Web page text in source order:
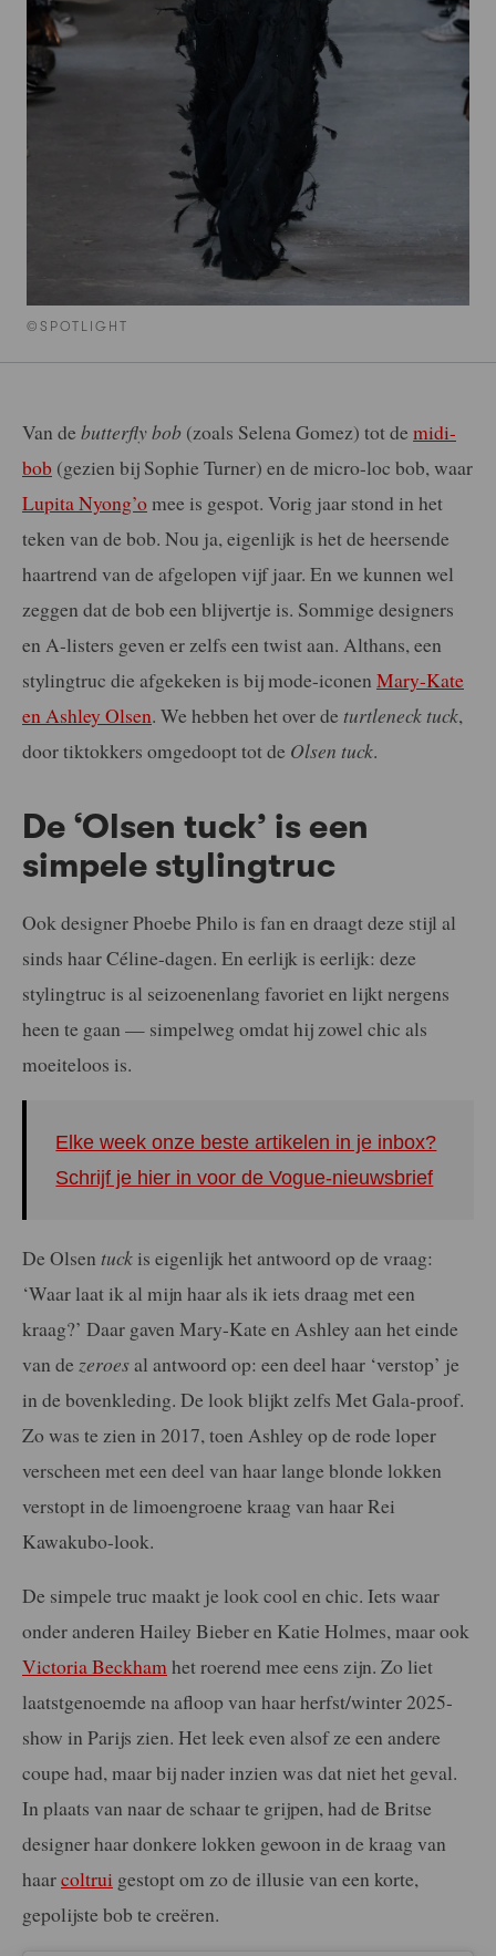
©SPOTLIGHT
Van de butterfly bob (zoals Selena Gomez) tot de midi-
bob (gezien bij Sophie Turner) en de micro-loc bob, waar
Lupita Nyong’o mee is gespot. Vorig jaar stond in het
teken van de bob. Nou ja, eigenlijk is het de heersende
haartrend van de afgelopen vijf jaar. En we kunnen wel
zeggen dat de bob een blijvertje is. Sommige designers
en A-listers geven er zelfs een twist aan. Althans, een
stylingtruc die afgekeken is bij mode-iconen Mary-Kate
en Ashley Olsen. We hebben het over de turtleneck tuck,
door tiktokkers omgedoopt tot de Olsen tuck.
De ‘Olsen tuck’ is een
simpele stylingtruc
Ook designer Phoebe Philo is fan en draagt deze stijl al
sinds haar Céline-dagen. En eerlijk is eerlijk: deze
stylingtruc is al seizoenenlang favoriet en lijkt nergens
heen te gaan — simpelweg omdat hij zowel chic als
moeiteloos is.
Elke week onze beste artikelen in je inbox?
Schrijf je hier in voor de Vogue-nieuwsbrief
De Olsen tuck is eigenlijk het antwoord op de vraag:
‘Waar laat ik al mijn haar als ik iets draag met een
kraag?’ Daar gaven Mary-Kate en Ashley aan het einde
van de zeroesal antwoord op: een deel haar ‘verstop’ je
in de bovenkleding. De look blijkt zelfs Met Gala-proof.
Zo was te zien in 2017, toen Ashley op de rode loper
verscheen met een deel van haar lange blonde lokken
verstopt in de limoengroene kraag van haar Rei
Kawakubo-look.
De simpele truc maakt je look cool en chic. Iets waar
onder anderen Hailey Bieber en Katie Holmes, maar ook
Victoria Beckhamhet roerend mee eens zijn. Zo liet
laatstgenoemde na afloop van haar herfst/winter 2025-
show in Parijs zien. Het leek even alsof ze een andere
coupe had, maar bij nader inzien was dat niet het geval.
In plaats van naar de schaar te grijpen, had de Britse
designer haar donkere lokken gewoon in de kraag van
haarcoltrui gestopt om zo de illusie van een korte,
gepolijste bob te creëren.